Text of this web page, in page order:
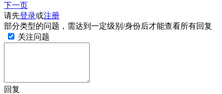
下一页
请先登录或注册
部分类型的问题，需达到一定级别/身份后才能查看所有回复
关注问题
回复